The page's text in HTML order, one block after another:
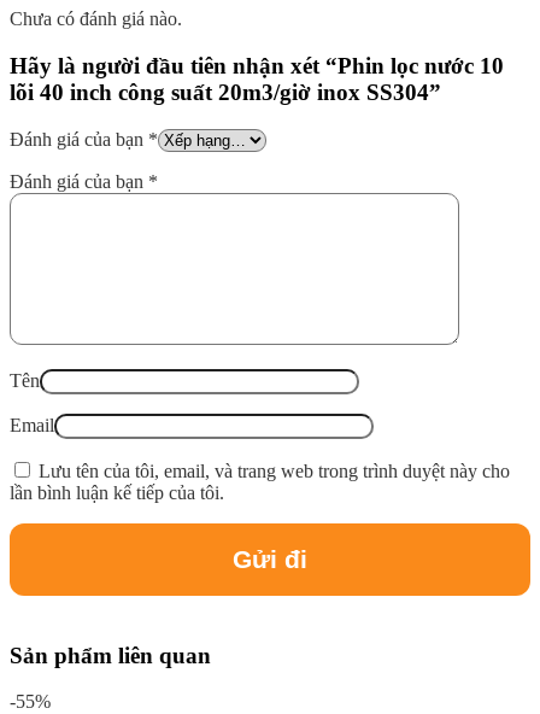
Chưa có đánh giá nào.
Hãy là người đầu tiên nhận xét “Phin lọc nước 10
lõi 40 inch công suất 20m3/giờ inox SS304”
Đánh giá của bạn *
Đánh giá của bạn *
Tên
Email
Lưu tên của tôi, email, và trang web trong trình duyệt này cho
lần bình luận kế tiếp của tôi.
Sản phẩm liên quan
-55%